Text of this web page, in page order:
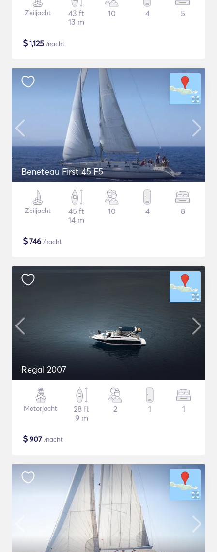
Zeiljacht
43 ft
13 m
10 4 5
$1,125 /nacht
Beneteau First 45 F5
Zeiljacht
45 ft
14 m
10 4 8
$746 /nacht
Regal 2007
Motorjacht
28 ft
9 m
2 1 1
$907 /nacht